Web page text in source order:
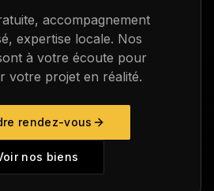
accompagnement
expertise locale. Nos
à votre écoute pour
votre projet en réalité.
rendez-vous
nos biens